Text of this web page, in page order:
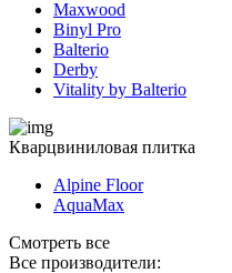
Maxwood
Binyl Pro
Balterio
Derby
Vitality by Balterio
Кварцвиниловая плитка
Alpine Floor
AquaMax
Смотреть все
Все производители: